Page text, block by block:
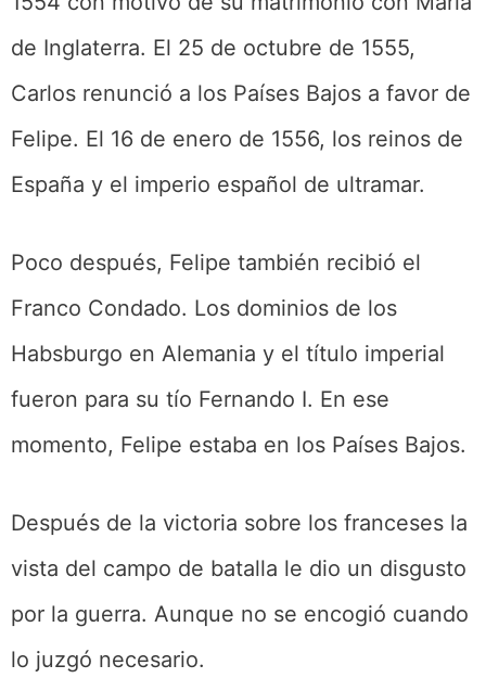
de Inglaterra. El 25 de octubre de 1555,
Carlos renunció a los Países Bajos a favor de
Felipe. El 16 de enero de 1556, los reinos de
España y el imperio español de ultramar.
Poco después, Felipe también recibió el
Franco Condado. Los dominios de los
Habsburgo en Alemania y el título imperial
fueron para su tío Fernando I. En ese
momento, Felipe estaba en los Países Bajos.
Después de la victoria sobre los franceses la
vista del campo de batalla le dio un disgusto
por la guerra. Aunque no se encogió cuando
lo juzgó necesario.